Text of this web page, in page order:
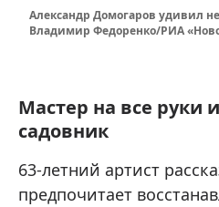
Александр Домогаров удивил
Владимир Федоренко/РИА
Мастер на все руки
садовник
63-летний артист
предпочитает